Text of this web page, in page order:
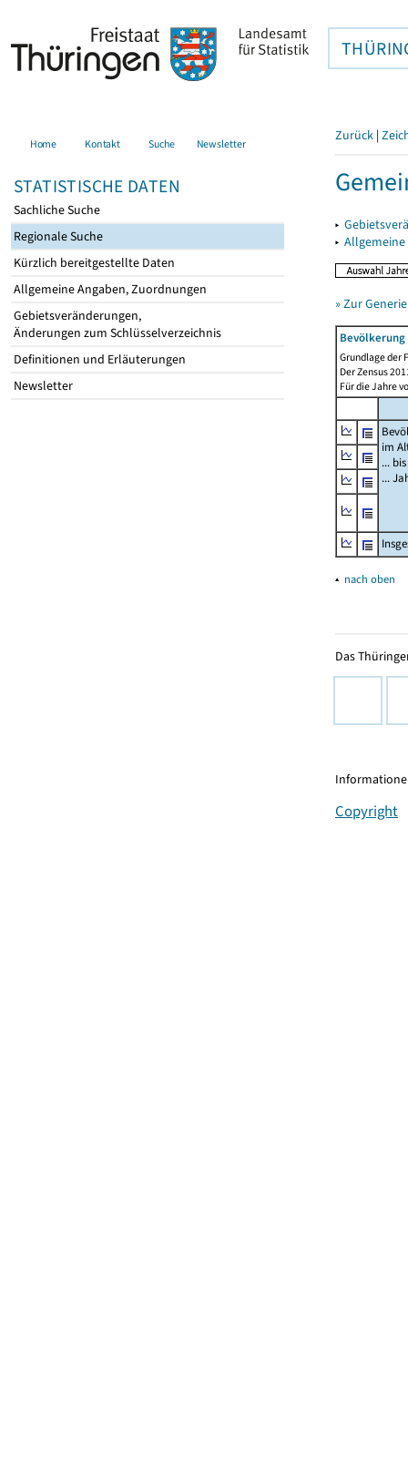
Home Kontakt Suche Newsletter
STATISTISCHE DATEN
Sachliche Suche
Regionale Suche
Kürzlich bereitgestellte Daten
Allgemeine Angaben, Zuordnungen
Gebietsveränderungen,
Änderungen zum Schlüsselverzeichnis
Definitionen und Erläuterungen
Newsletter
Zurück |
▸
▸
» Zur
Grundlage der
Der Zensus
Für die Jahre
im
...
...
▴ nach oben
Das
Copyright